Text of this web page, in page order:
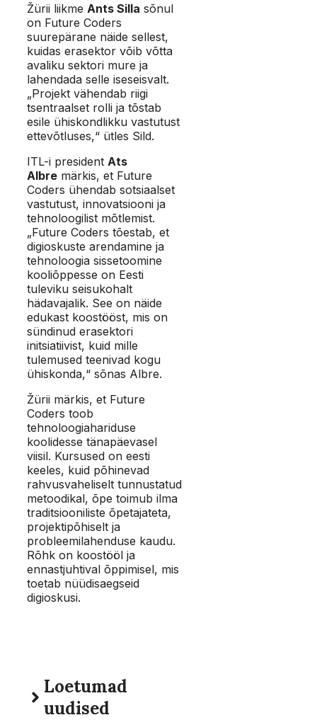
Žürii liikme Ants Silla sõnul
on Future Coders
suurepärane näide sellest,
kuidas erasektor võib võtta
avaliku sektori mure ja
lahendada selle iseseisvalt.
„Projekt vähendab riigi
tsentraalset rolli ja tõstab
esile ühiskondlikku vastutust
ettevõtluses,“ ütles Sild.
ITL-i president Ats
Albre märkis, et Future
Coders ühendab sotsiaalset
vastutust, innovatsiooni ja
tehnoloogilist mõtlemist.
„Future Coders tõestab, et
digioskuste arendamine ja
tehnoloogia sissetoomine
kooliõppesse on Eesti
tuleviku seisukohalt
hädavajalik. See on näide
edukast koostööst, mis on
sündinud erasektori
initsiatiivist, kuid mille
tulemused teenivad kogu
ühiskonda,“ sõnas Albre.
Žürii märkis, et Future
Coders toob
tehnoloogiahariduse
koolidesse tänapäevasel
viisil. Kursused on eesti
keeles, kuid põhinevad
rahvusvaheliselt tunnustatud
metoodikal, õpe toimub ilma
traditsiooniliste õpetajateta,
projektipõhiselt ja
probleemilahenduse kaudu.
Rõhk on koostööl ja
ennastjuhtival õppimisel, mis
toetab nüüdisaegseid
digioskusi.
Loetumad
uudised